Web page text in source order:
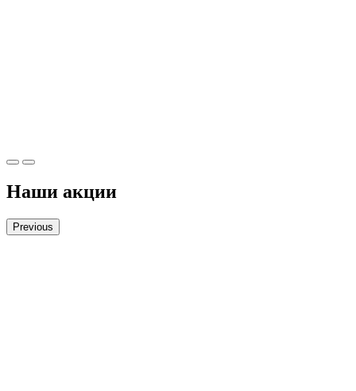
Наши акции
Previous